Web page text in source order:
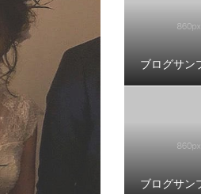
ブログサン
ブログサン